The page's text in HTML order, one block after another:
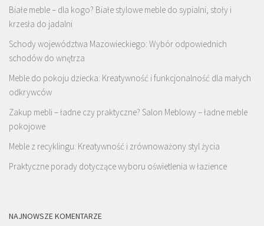
Białe meble – dla kogo? Białe stylowe meble do sypialni, stoły i
krzesła do jadalni
Schody województwa Mazowieckiego: Wybór odpowiednich
schodów do wnętrza
Meble do pokoju dziecka: Kreatywność i funkcjonalność dla małych
odkrywców
Zakup mebli – ładne czy praktyczne? Salon Meblowy – ładne meble
pokojowe
Meble z recyklingu: Kreatywność i zrównoważony styl życia
Praktyczne porady dotyczące wyboru oświetlenia w łazience
NAJNOWSZE KOMENTARZE